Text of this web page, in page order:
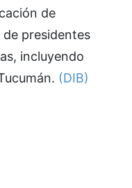
de
presidentes
incluyendo
(DIB)